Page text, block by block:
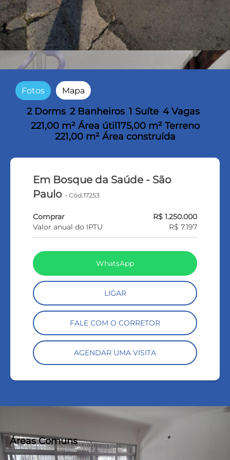
Fotos Mapa
2 Dorms 2 Banheiros 1 Suíte 4 Vagas
221,00 m² Área útil 175,00 m² Terreno
221,00 m² Área construída
Em Bosque da Saúde - São
Paulo- Cód.17253
Comprar
R$ 1.250.000
Valor anual do IPTU
R$ 7.197
WhatsApp
LIGAR
FALE COM O CORRETOR
AGENDAR UMA VISITA
Áreas Comuns